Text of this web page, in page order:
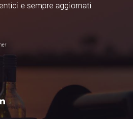
e sempre aggiornati.